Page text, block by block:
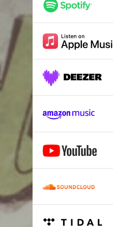
Nav Laika Apstāties
Altāra Dziesma
Santa Clauss$
Deja
Pavasara Mirkļi
Desire